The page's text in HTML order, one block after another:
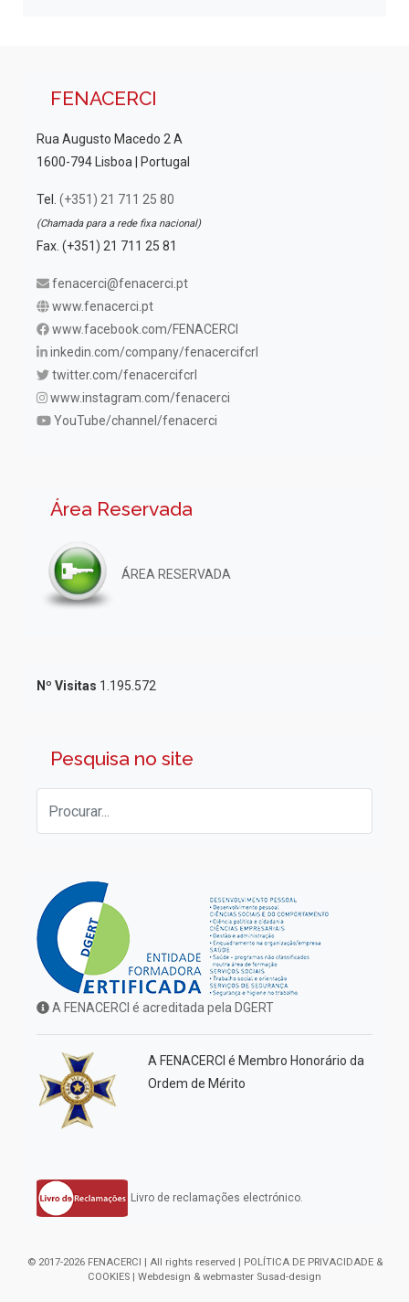
FENACERCI
Rua Augusto Macedo 2 A
1600-794 Lisboa | Portugal
Tel. (+351) 21 711 25 80
(Chamada para a rede fixa nacional)
Fax. (+351) 21 711 25 81
fenacerci@fenacerci.pt
www.fenacerci.pt
www.facebook.com/FENACERCI
inkedin.com/company/fenacercifcrl
twitter.com/fenacercifcrl
www.instagram.com/fenacerci
YouTube/channel/fenacerci
Área Reservada
ÁREA RESERVADA
Nº Visitas 1.195.572
Pesquisa no site
A FENACERCI é acreditada pela DGERT
A FENACERCI é Membro Honorário da
Ordem de Mérito
Livro de reclamações electrónico.
© 2017-2026 FENACERCI | All rights reserved | POLÍTICA DE PRIVACIDADE &
COOKIES | Webdesign & webmaster Susad-design